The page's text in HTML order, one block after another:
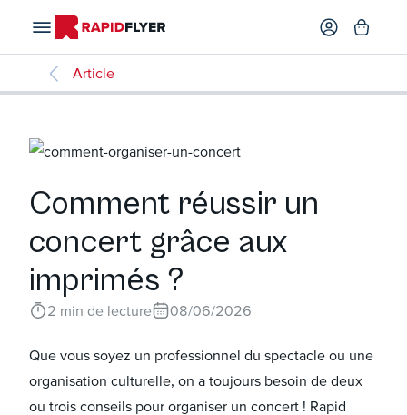
Article
Comment réussir un
concert grâce aux
imprimés ?
2 min de lecture 08/06/2026
Que vous soyez un professionnel du spectacle ou une
organisation culturelle, on a toujours besoin de deux
ou trois conseils pour organiser un concert ! Rapid